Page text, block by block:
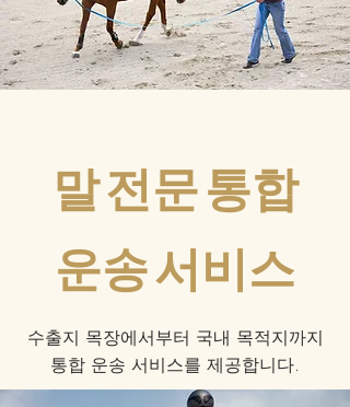
말 전문 통합
운송 서비스
수출지 목장에서부터 국내 목적지까지
통합 운송 서비스를 제공합니다.